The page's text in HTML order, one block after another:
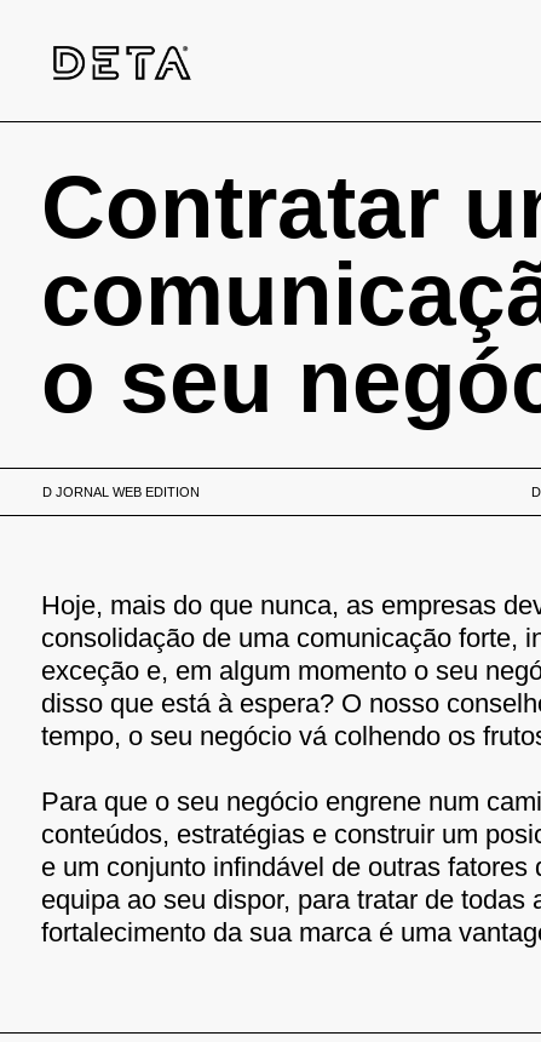
Contratar
o seu
D JORNAL WEB EDITION
Hoje, mais do que nunca, as empresas
consolidação de uma comunicação forte,
exceção e, em algum momento o seu
disso que está à espera? O nosso
tempo, o seu negócio vá colhendo os
Para que o seu negócio engrene num
conteúdos, estratégias e construir um
e um conjunto infindável de outras
equipa ao seu dispor, para tratar de
fortalecimento da sua marca é uma